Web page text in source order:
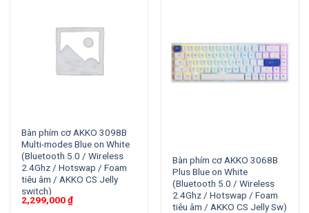
Bàn phím cơ AKKO 3098B
Multi-modes Blue on White
(Bluetooth 5.0 / Wireless
2.4Ghz / Hotswap / Foam
tiêu âm / AKKO CS Jelly
switch)
2,299,000₫
Bàn phím cơ AKKO 3068B
Plus Blue on White
(Bluetooth 5.0 / Wireless
2.4Ghz / Hotswap / Foam
tiêu âm / AKKO CS Jelly Sw)